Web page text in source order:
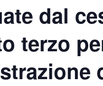
dal
terzo